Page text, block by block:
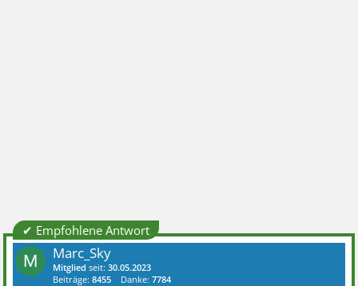
✔ Empfohlene Antwort
M Marc_Sky
Mitglied seit:30.05.2023
Beiträge:8455 Danke:7784